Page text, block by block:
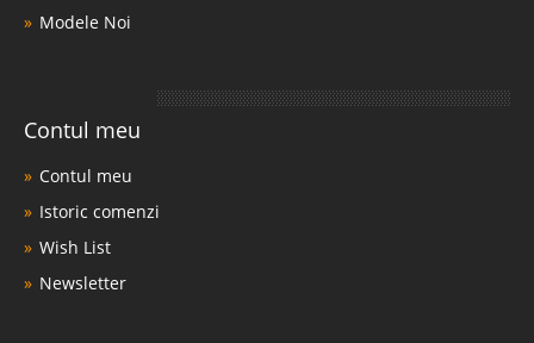
Modele Noi
Contul meu
Contul meu
Istoric comenzi
Wish List
Newsletter